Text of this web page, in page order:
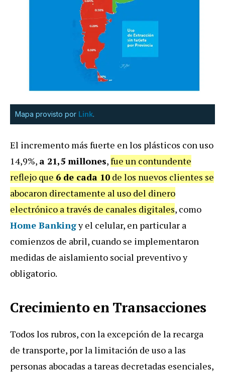
Mapa provisto por Link.
El incremento más fuerte en los plásticos con uso
14,9%, a 21,5 millones,fue un contundente
reflejo que 6 de cada 10 de los nuevos clientes se
abocaron directamente al uso del dinero
electrónico a través de canales digitales, como
Home Bankingy el celular, en particular a
comienzos de abril, cuando se implementaron
medidas de aislamiento social preventivo y
obligatorio.
Crecimiento en Transacciones
Todos los rubros, con la excepción de la recarga
de transporte, por la limitación de uso a las
personas abocadas a tareas decretadas esenciales,